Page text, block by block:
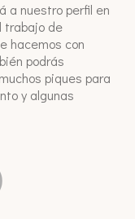
a nuestro perfil en
trabajo de
hacemos con
podrás
piques para
y algunas